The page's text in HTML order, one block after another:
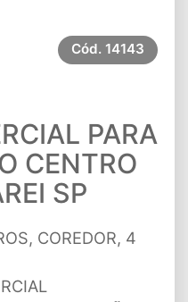
Cód. 14143
PARA
CENTRO
SP
COREDOR, 4